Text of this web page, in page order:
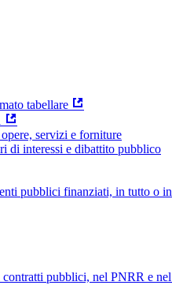
tabellare
servizi e forniture
di interessi e dibattito pubblico
pubblici finanziati, in tutto o
pubblici, nel PNRR e